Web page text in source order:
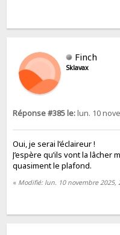
Finch
Sklavax
Réponse #385 le:lun. 10
Oui, je serai l’éclaireur !
J’espère qu’ils vont la
quasiment le plafond.
« Modifié: lun. 10 novembre 2025,